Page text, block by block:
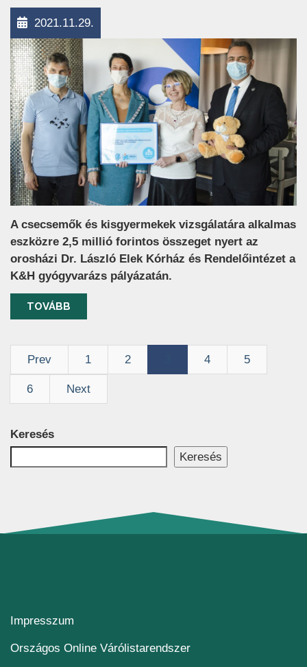
2021.11.29.
A csecsemők és kisgyermekek vizsgálatára alkalmas
eszközre 2,5 millió forintos összeget nyert az
orosházi Dr. László Elek Kórház és Rendelőintézet a
K&H gyógyvarázs pályázatán.
TOVÁBB
Prev 1 2 4 5
6 Next
Keresés
Keresés
Impresszum
Országos Online Várólistarendszer(új ablakban nyílik